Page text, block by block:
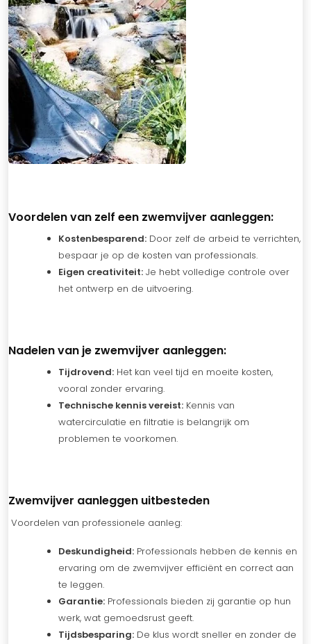
Voordelen van zelf een zwemvijver aanleggen:
Kostenbesparend: Door zelf de arbeid te verrichten,
bespaar je op de kosten van professionals.
Eigen creativiteit: Je hebt volledige controle over
het ontwerp en de uitvoering.
Nadelen van je zwemvijver aanleggen:
Tijdrovend: Het kan veel tijd en moeite kosten,
vooral zonder ervaring.
Technische kennis vereist: Kennis van
watercirculatie en filtratie is belangrijk om
problemen te voorkomen.
Zwemvijver aanleggen uitbesteden
Voordelen van professionele aanleg:
Deskundigheid: Professionals hebben de kennis en
ervaring om de zwemvijver efficiënt en correct aan
te leggen.
Garantie: Professionals bieden zij garantie op hun
werk, wat gemoedsrust geeft.
Tijdsbesparing: De klus wordt sneller en zonder de